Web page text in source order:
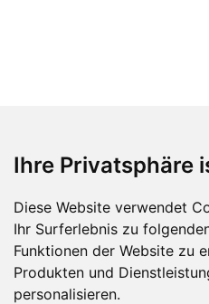
Ihre Privatsphäre
Diese Website verwendet
Ihr Surferlebnis zu
Funktionen der Website zu
Produkten und
personalisieren.